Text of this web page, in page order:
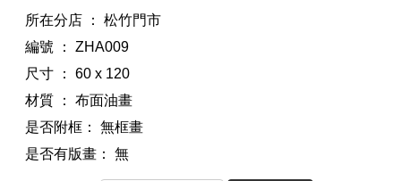
所在分店 ： 松竹門市
編號 ： ZHA009
尺寸 ： 60 x 120
材質 ： 布面油畫
是否附框：
無框畫
是否有版畫：
無